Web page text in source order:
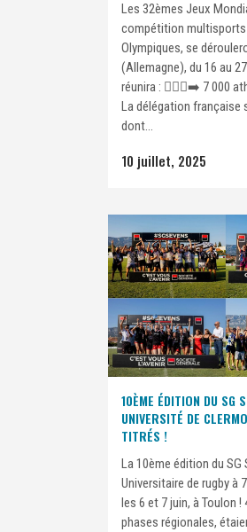
Les 32èmes Jeux
compétition multisports
Olympiques, se
(Allemagne), du 16 au
réunira : 🏃🏾‍♀️‍➡️ 7 000
La délégation française
dont...
10 juillet, 2025
10ÈME ÉDITION DU SG
UNIVERSITÉ DE
TITRÉS !
La 10ème édition du SG
Universitaire de rugby à
les 6 et 7 juin, à Toulon !
phases régionales,